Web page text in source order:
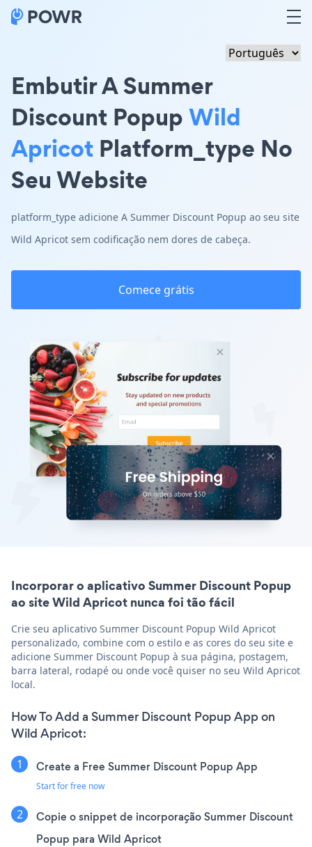
Embutir A Summer
Discount PopupWild
Apricot Platform_type No
Seu Website
platform_type adicione A Summer Discount Popup ao seu site
Wild Apricot sem codificação nem dores de cabeça.
Comece grátis
Incorporar o aplicativo Summer Discount Popup
ao site Wild Apricot nunca foi tão fácil
Crie seu aplicativo Summer Discount Popup Wild Apricot
personalizado, combine com o estilo e as cores do seu site e
adicione Summer Discount Popup à sua página, postagem,
barra lateral, rodapé ou onde você quiser no seu Wild Apricot
local.
How To Add a Summer Discount Popup App on
Wild Apricot:
Create a Free Summer Discount Popup App
Start for free now
Copie o snippet de incorporação Summer Discount
Popup para Wild Apricot